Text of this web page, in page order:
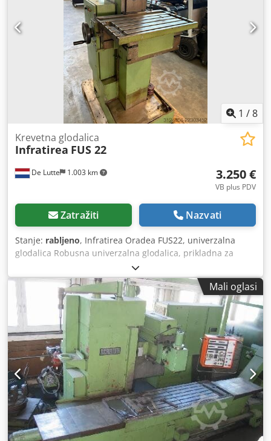
1 /8
De Lutte 1.003 km
Krevetna glodalica
Infratirea FUS 22
3.250 €
VB plus PDV
Zatražiti Nazvati
Stanje: rabljeno, Infratirea Oradea FUS22, univerzalna
glodalica Robusna univerzalna glodalica, prikladna za
precizno glodanje čelika, aluminija i drugih metala.
Tehničke specifikacije: Stol: cca 1.120 × 260 mm Uzdužno
pomicanje (X): 630 mm Poprečno pomicanje (Y): 220 mm
Okomično pomicanje (Z): 320 mm Dcsdpfx Adozky A Rjqsk
Horizontalno i okomito vreteno Brzine vretena: 31,5 – 1.600
o/min Glavni motor: 4 kW
Mali oglasi